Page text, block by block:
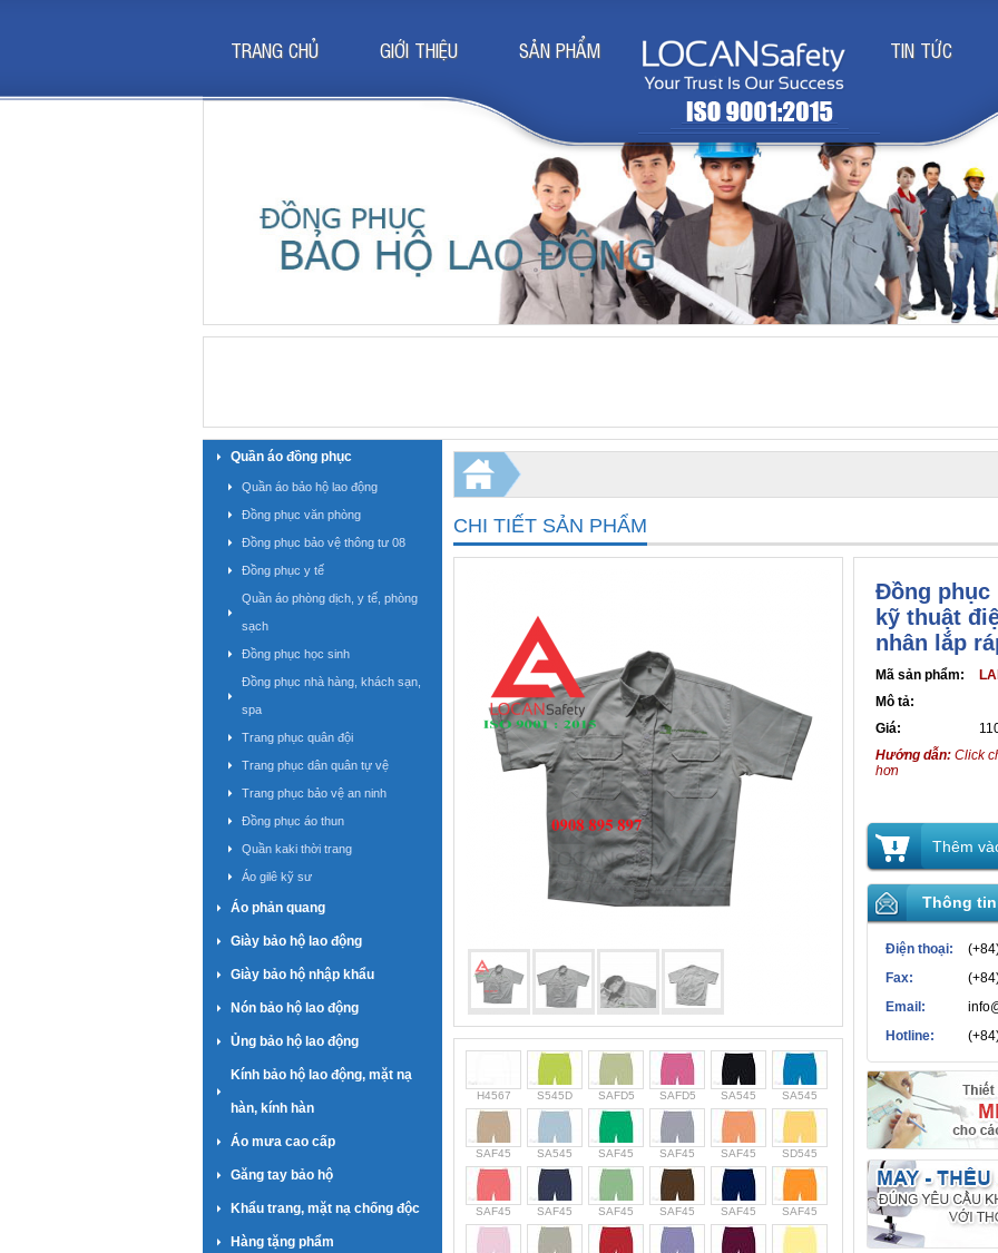
TRANG CHỦ GIỚI THIỆU SẢN PHẨM TIN TỨC
CHI TIẾT SẢN PHẨM
H4567 S545D SAFD5 SAFD5 SA545 SA545
SAF45 SA545 SAF45 SAF45 SAF45 SD545
SAF45 SAF45 SAF45 SAF45 SAF45 SAF45
Đồng phục
kỹ thuật
nhân lắp
Mã sản phẩm:
Mô tả:
Giá:
Hướng dẫn: Click
hơn
Thêm
Thông
Điện thoại:
Fax:
Email:
Hotline:
Quần áo đồng phục
Quần áo bảo hộ lao động
Đồng phục văn phòng
Đồng phục bảo vệ thông tư 08
Đồng phục y tế
Quần áo phòng dịch, y tế, phòng
sạch
Đồng phục học sinh
Đồng phục nhà hàng, khách sạn,
spa
Trang phục quân đội
Trang phục dân quân tự vệ
Trang phục bảo vệ an ninh
Đồng phục áo thun
Quần kaki thời trang
Áo gilê kỹ sư
Áo phản quang
Giày bảo hộ lao động
Giày bảo hộ nhập khẩu
Nón bảo hộ lao động
Ủng bảo hộ lao động
Kính bảo hộ lao động, mặt nạ
hàn, kính hàn
Áo mưa cao cấp
Găng tay bảo hộ
Khẩu trang, mặt nạ chống độc
Hàng tặng phẩm